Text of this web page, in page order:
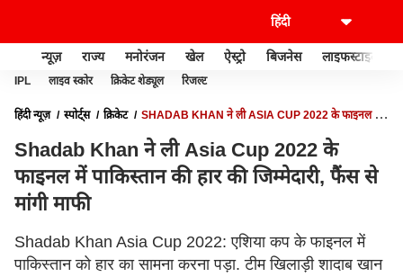
न्यूज़ राज्य मनोरंजन खेल ऐस्ट्रो बिजनेस लाइफस्टाइल
IPL लाइव स्कोर क्रिकेट शेड्यूल रिजल्ट
हिंदी न्यूज़ स्पोर्ट्स क्रिकेट
SHADAB KHAN ने ली ASIA CUP 2022 के फाइनल में
Shadab Khan ने ली Asia Cup 2022 के
फाइनल में पाकिस्तान की हार की जिम्मेदारी, फैंस से
मांगी माफी
Shadab Khan Asia Cup 2022: एशिया कप के फाइनल में
पाकिस्तान को हार का सामना करना पड़ा. टीम खिलाड़ी शादाब खान